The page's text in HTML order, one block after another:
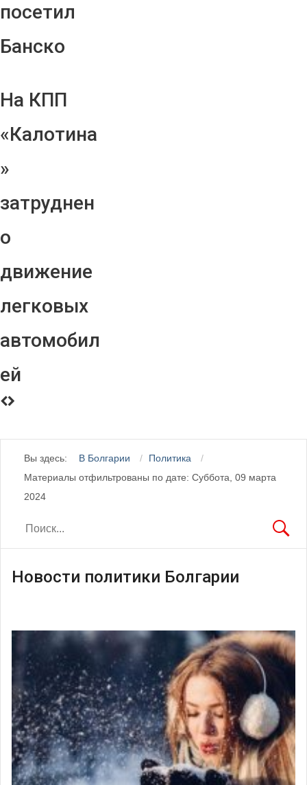
посетил
Банско
На КПП
«Калотина
»
затруднен
о
движение
легковых
автомобил
ей
Вы здесь: В Болгарии
Политика
Материалы отфильтрованы по дате: Суббота, 09 марта
2024
Новости политики Болгарии